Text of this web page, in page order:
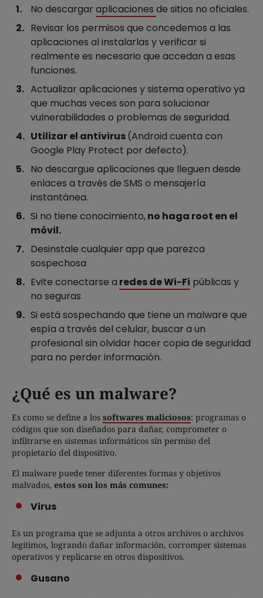
No descargar aplicaciones de sitios no oficiales.
Revisar los permisos que concedemos a las
aplicaciones al instalarlas y verificar si
realmente es necesario que accedan a esas
funciones.
Actualizar aplicaciones y sistema operativo ya
que muchas veces son para solucionar
vulnerabilidades o problemas de seguridad.
Utilizar el antivirus(Android cuenta con
Google Play Protect por defecto).
No descargue aplicaciones que lleguen desde
enlaces a través de SMS o mensajería
instantánea.
Si no tiene conocimiento,no haga root en el
móvil.
Desinstale cualquier app que parezca
sospechosa
Evite conectarse a redes de Wi-Fi públicas y
no seguras
Si está sospechando que tiene un malware que
espía a través del celular, buscar a un
profesional sin olvidar hacer copia de seguridad
para no perder información.
¿Qué es un malware?
Es como se define a los softwares maliciosos: programas o
códigos que son diseñados para dañar, comprometer o
infiltrarse en sistemas informáticos sin permiso del
propietario del dispositivo.
El malware puede tener diferentes formas y objetivos
malvados, estos son los más comunes:
Virus
Es un programa que se adjunta a otros archivos o archivos
legítimos, logrando dañar información, corromper sistemas
operativos y replicarse en otros dispositivos.
Gusano